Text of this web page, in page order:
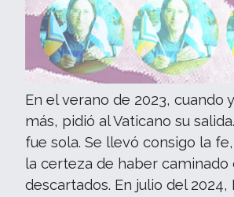
En el verano de 2023, cuando
más, pidió al Vaticano su
fue sola. Se llevó consigo la
la certeza de haber caminado
descartados. En julio del 2024,